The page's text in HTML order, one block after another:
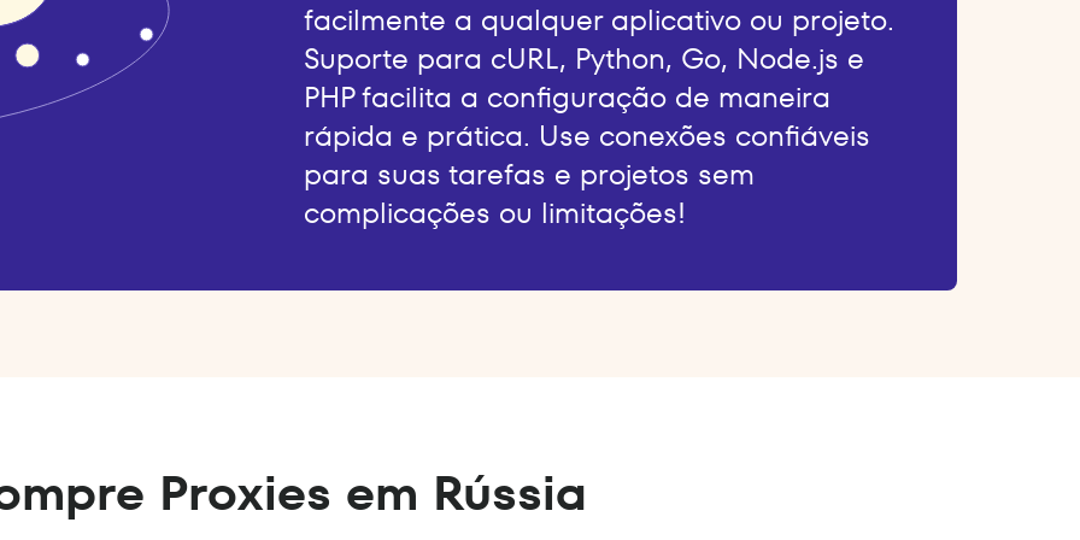
facilmente a qualquer aplicativo ou projeto.
Suporte para cURL, Python, Go, Node.js e
PHP facilita a configuração de maneira
rápida e prática. Use conexões confiáveis
para suas tarefas e projetos sem
complicações ou limitações!
Proxies em Rússia